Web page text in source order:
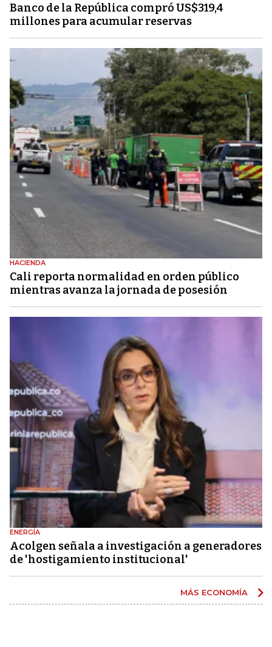
Banco de la República compró US$319,4
millones para acumular reservas
HACIENDA
Cali reporta normalidad en orden público
mientras avanza la jornada de posesión
ENERGÍA
Acolgen señala a investigación a generadores
de 'hostigamiento institucional'
MÁS ECONOMÍA